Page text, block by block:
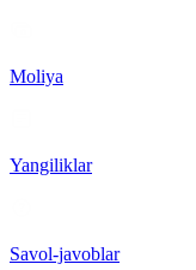
Moliya
Yangiliklar
Savol-javoblar